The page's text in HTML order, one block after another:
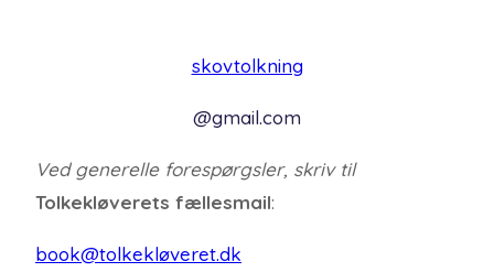
skovtolkning
@gmail.com
Ved generelle forespørgsler, skriv til
Tolkekløverets fællesmail:
book@tolkekløveret.dk